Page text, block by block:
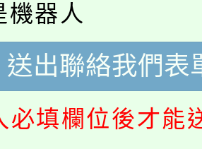
機器人
送出聯絡我們表
必填欄位後才能